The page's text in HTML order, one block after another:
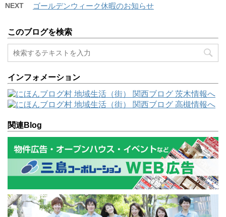
NEXT ゴールデンウィーク休暇のお知らせ
このブログを検索
インフォメーション
関連Blog